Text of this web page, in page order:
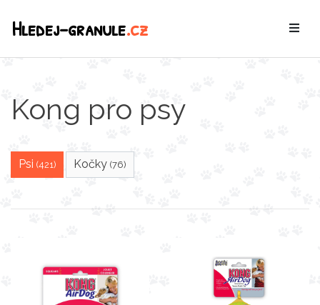
Hledej-granule.cz
Kong pro psy
Psi (421) Kočky (76)